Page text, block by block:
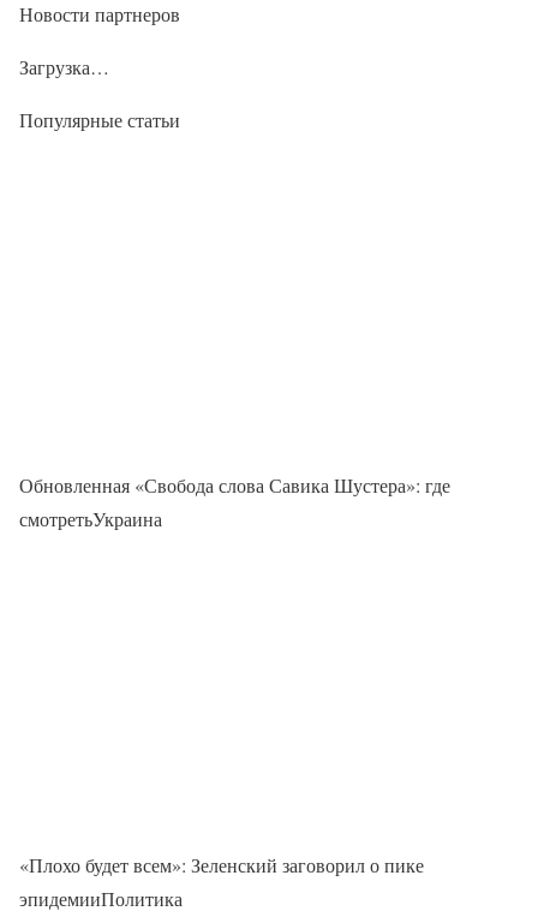
Новости партнеров
Загрузка…
Популярные статьи
Обновленная «Свобода слова Савика Шустера»: где
смотретьУкраина
«Плохо будет всем»: Зеленский заговорил о пике
эпидемииПолитика